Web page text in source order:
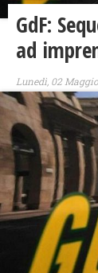
GdF:
ad
Lunedì, 02